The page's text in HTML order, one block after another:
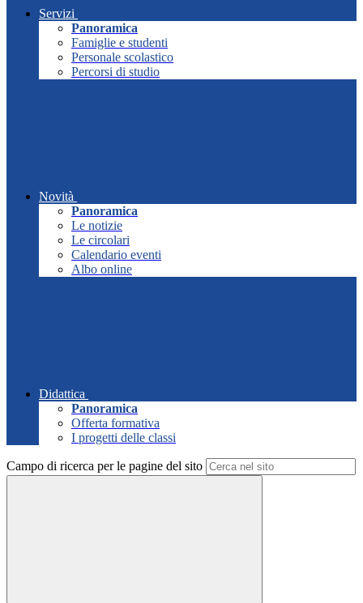
Servizi
Panoramica
Famiglie e studenti
Personale scolastico
Percorsi di studio
Novità
Panoramica
Le notizie
Le circolari
Calendario eventi
Albo online
Didattica
Panoramica
Offerta formativa
I progetti delle classi
Campo di ricerca per le pagine del sito